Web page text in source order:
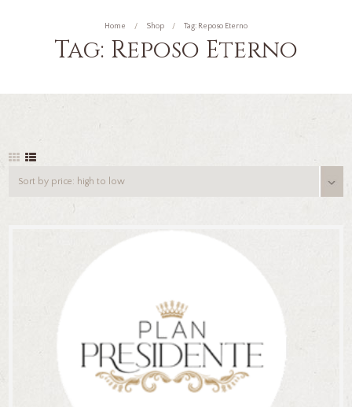
Home Shop Tag: Reposo Eterno
Tag: Reposo Eterno